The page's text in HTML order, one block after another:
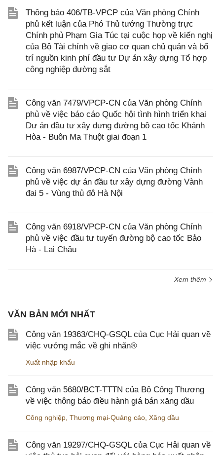
Thông báo 406/TB-VPCP của Văn phòng Chính
phủ kết luận của Phó Thủ tướng Thường trực
Chính phủ Phạm Gia Túc tại cuộc họp về kiến nghị
của Bộ Tài chính về giao cơ quan chủ quản và bố
trí nguồn kinh phí đầu tư Dự án xây dựng Tổ hợp
công nghiệp đường sắt
Công văn 7479/VPCP-CN của Văn phòng Chính
phủ về việc báo cáo Quốc hội tình hình triển khai
Dự án đầu tư xây dựng đường bộ cao tốc Khánh
Hòa - Buôn Ma Thuột giai đoạn 1
Công văn 6987/VPCP-CN của Văn phòng Chính
phủ về việc dự án đầu tư xây dựng đường Vành
đai 5 - Vùng thủ đô Hà Nội
Công văn 6918/VPCP-CN của Văn phòng Chính
phủ về việc đầu tư tuyến đường bộ cao tốc Bảo
Hà - Lai Châu
Xem thêm
VĂN BẢN MỚI NHẤT
Công văn 19363/CHQ-GSQL của Cục Hải quan về
việc vướng mắc về ghi nhãn®
Xuất nhập khẩu
Công văn 5680/BCT-TTTN của Bộ Công Thương
về việc thông báo điều hành giá bán xăng dầu
Công nghiệp Thương mại-Quảng cáo Xăng dầu
Công văn 19297/CHQ-GSQL của Cục Hải quan về